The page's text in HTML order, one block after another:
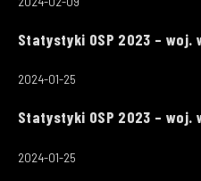
Statystyki OSP 2023 – woj.
2024-01-25
Statystyki OSP 2023 – woj.
2024-01-25